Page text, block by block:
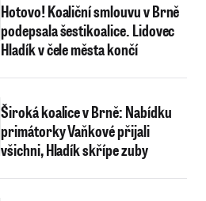
Hotovo! Koaliční smlouvu v Brně
podepsala šestikoalice. Lidovec
Hladík v čele města končí
Široká koalice v Brně: Nabídku
primátorky Vaňkové přijali
všichni, Hladík skřípe zuby